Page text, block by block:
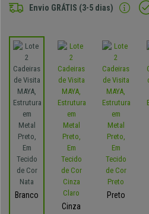
Envio GRÁTIS (3-5 dias)
Branco
Cinza
Preto